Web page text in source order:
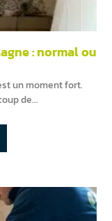
: normal ou
un moment fort.
de